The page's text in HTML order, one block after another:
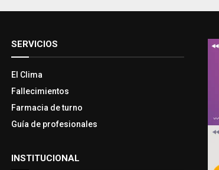
SERVICIOS
El Clima
Fallecimientos
Farmacia de turno
Guía de profesionales
INSTITUCIONAL